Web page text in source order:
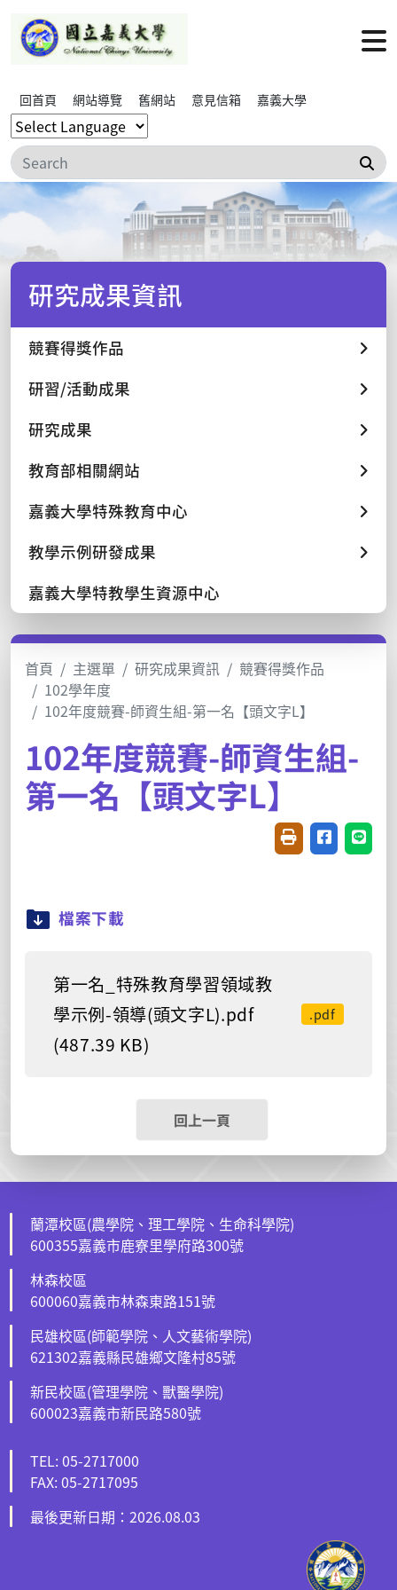
回首頁 網站導覽 舊網站 意見信箱 嘉義大學
搜
研究成果資訊
競賽得獎作品
研習/活動成果
研究成果
教育部相關網站
嘉義大學特殊教育中心
教學示例研發成果
嘉義大學特教學生資源中心
首頁 主選單 研究成果資訊
競賽得獎作品
102學年度
102年度競賽-師資生組-第一名【頭文字L】
102年度競賽-師資生組-
第一名【頭文字L】
友善列印(開新視
分享至臉書
分享
檔案下載
第一名_特殊教育學習領域教
學示例-領導(頭文字L).pdf
(487.39 KB)
.pdf
回上一頁
蘭潭校區(農學院、理工學院、生命科學院)
600355嘉義市鹿寮里學府路300號
林森校區
600060嘉義市林森東路151號
民雄校區(師範學院、人文藝術學院)
621302嘉義縣民雄鄉文隆村85號
新民校區(管理學院、獸醫學院)
600023嘉義市新民路580號
TEL: 05-2717000
FAX: 05-2717095
最後更新日期：2026.08.03